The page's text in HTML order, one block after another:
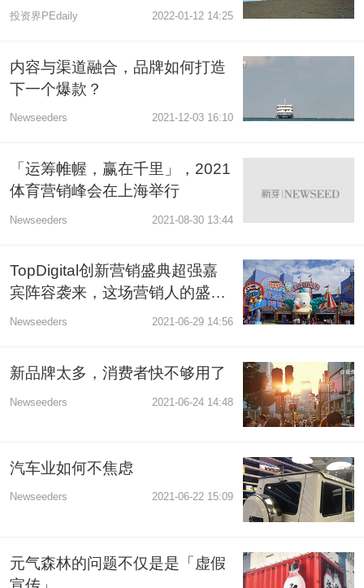
投资界PEdaily 2022-01-12 14:25
内容与渠道融合，品牌如何打造
下一个爆款？
Newseeders 2021-12-03 16:10
「运筹帷幄，赢在千里」，2021
体育营销峰会在上海举行
Newseeders 2021-08-30 13:44
TopDigital创新营销盛典超强嘉
宾阵容袭来，这场营销人的盛会
你不容错过！
Newseeders 2021-06-29 14:56
新品牌太多，消费者快不够用了
Newseeders 2021-06-24 14:48
汽车业如何不焦虑
Newseeders 2021-06-22 15:09
元气森林的问题不仅是是「虚假